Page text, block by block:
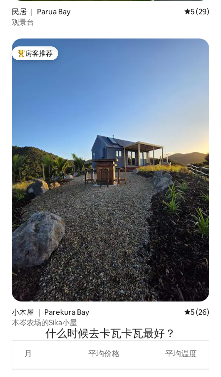
民居 ｜ Parua Bay 平均评分
5 (29)
观景台
热门「房客推荐」
房客推荐
小木屋 ｜ Parekura Bay 平均评分
5 (26)
本岑农场的Sika小屋
什么时候去卡瓦卡瓦最好？
月 平均价格 平均温度